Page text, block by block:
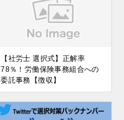
【社労士 選択式】正解率
78％！労働保険事務組合への
委託事務【徴収】